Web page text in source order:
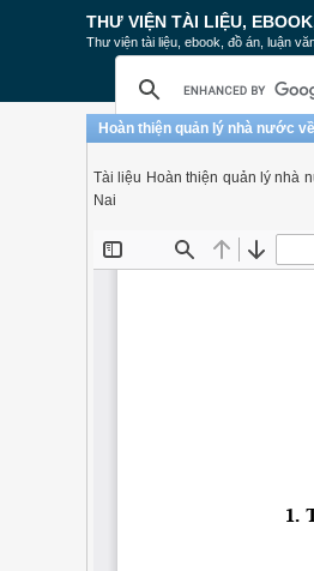
THƯ VIỆN TÀI LIỆU,
Thư viện tài liệu, ebook, đồ án, luận
Hoàn thiện quản lý nhà nước
Tài liệu Hoàn thiện quản lý nhà
Nai